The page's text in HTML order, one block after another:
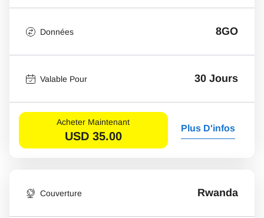
Données 8GO
Valable Pour 30 Jours
Acheter Maintenant
USD 35.00
Plus D'infos
Couverture Rwanda